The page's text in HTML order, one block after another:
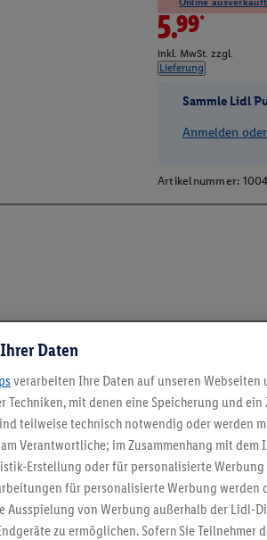
5.99*
inkl. MwSt. zzgl.
Lieferung
Sammle Lidl
Anmelden
Artikelnummer:
5.95 € Versand
Jetzt zum Newsletter
Gutschein sichern!
Daten
verarbeiten Ihre Daten auf unseren Webseiten
Techniken, mit denen eine Speicherung und
teilweise technisch notwendig oder werden
Verantwortliche; im Zusammenhang mit dem
Erstellung oder für personalisierte
für personalisierte Werbung werden
von Werbung außerhalb der Lidl-
zu ermöglichen. Sofern Sie Teilnehmer